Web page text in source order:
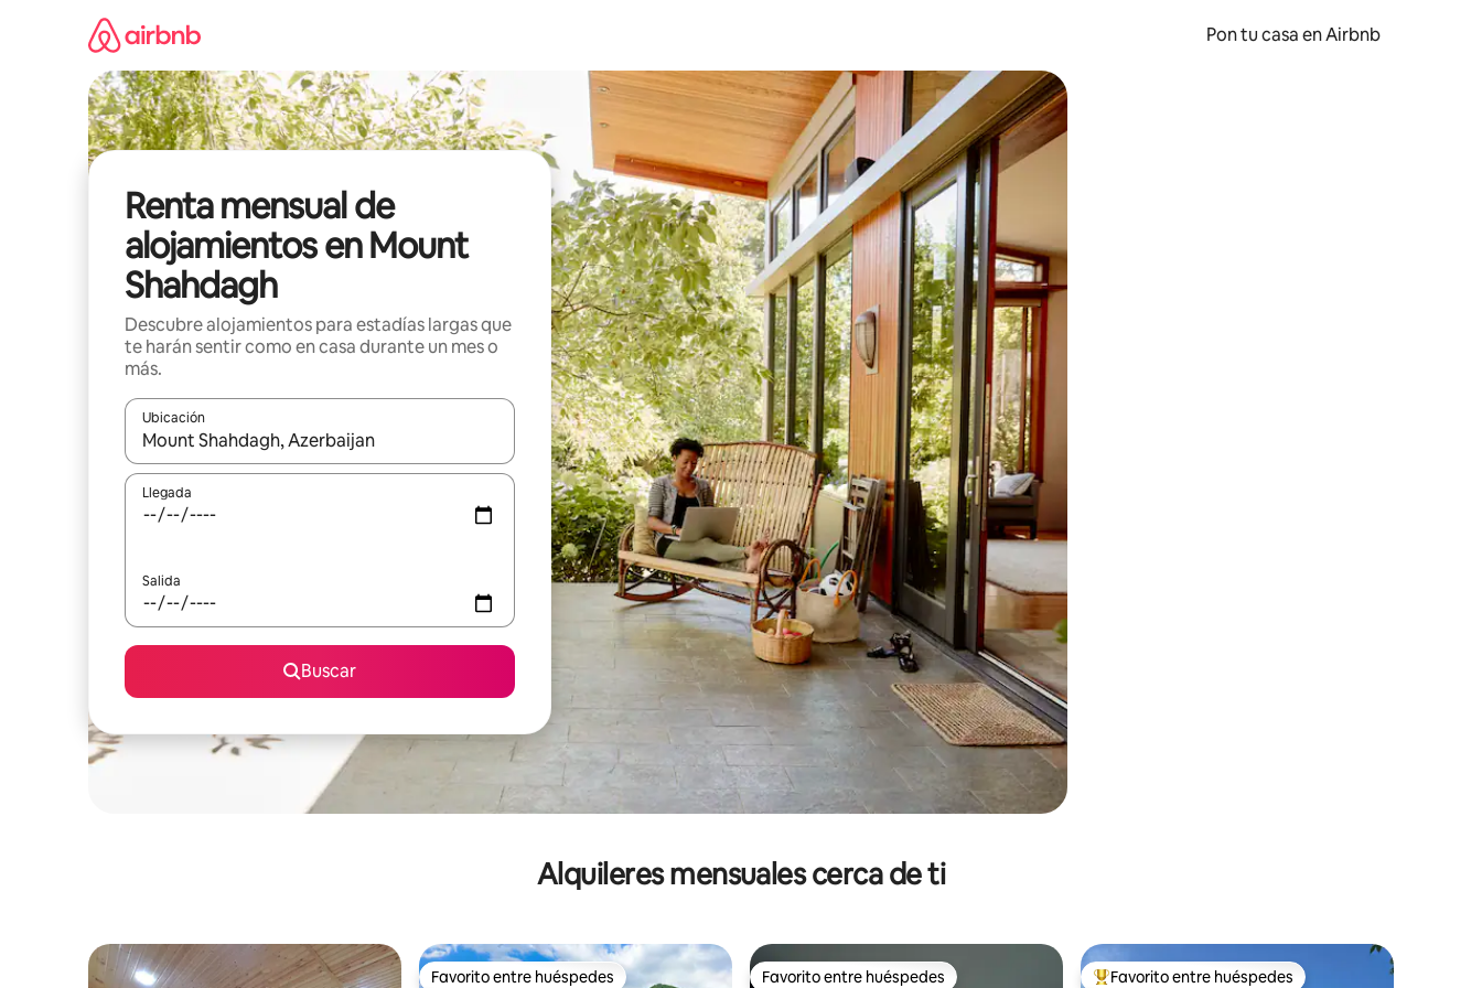
Pon tu casa en Airbnb
Renta mensual de
alojamientos en Mount
Shahdagh
Descubre alojamientos para estadías largas que
te harán sentir como en casa durante un mes o
más.
Ubicación
Cuando los resultados estén disponibles, navega con las teclas de flecha hacia arriba y hacia abajo o explora con el tacto o desliza el dedo.
Llegada
Salida
Buscar
Alquileres mensuales cerca de ti
Favorito entre huéspedes Favorito entre huéspedes Favorito entre huéspedes